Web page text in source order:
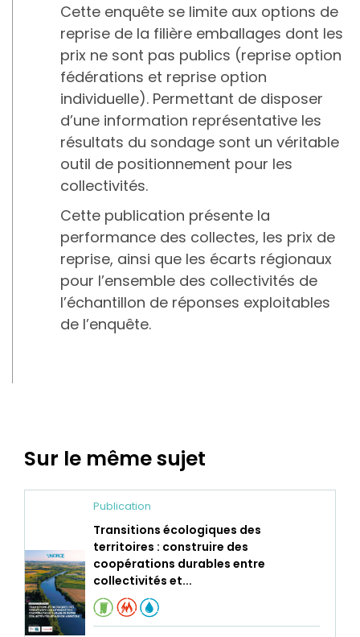
Cette enquête se limite aux options de
reprise de la filière emballages dont les
prix ne sont pas publics (reprise option
fédérations et reprise option
individuelle). Permettant de disposer
d’une information représentative les
résultats du sondage sont un véritable
outil de positionnement pour les
collectivités.
Cette publication présente la
performance des collectes, les prix de
reprise, ainsi que les écarts régionaux
pour l’ensemble des collectivités de
l’échantillon de réponses exploitables
de l’enquête.
Sur le même sujet
Publication
Transitions écologiques des
territoires : construire des
coopérations durables entre
collectivités et...